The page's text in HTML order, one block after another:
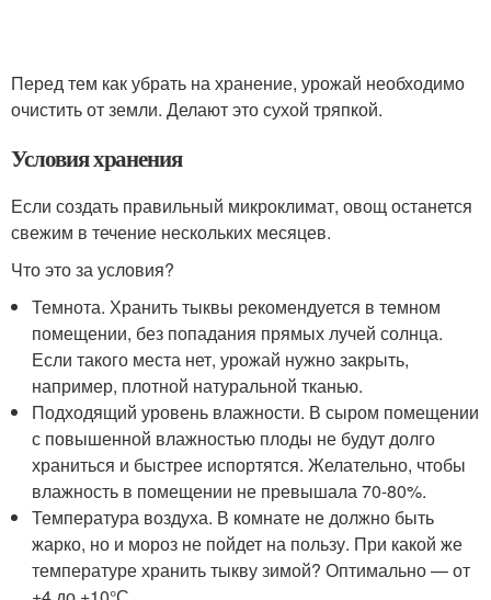
Перед тем как убрать на хранение, урожай необходимо
очистить от земли. Делают это сухой тряпкой.
Условия хранения
Если создать правильный микроклимат, овощ останется
свежим в течение нескольких месяцев.
Что это за условия?
Темнота. Хранить тыквы рекомендуется в темном
помещении, без попадания прямых лучей солнца.
Если такого места нет, урожай нужно закрыть,
например, плотной натуральной тканью.
Подходящий уровень влажности. В сыром помещении
с повышенной влажностью плоды не будут долго
храниться и быстрее испортятся. Желательно, чтобы
влажность в помещении не превышала 70-80%.
Температура воздуха. В комнате не должно быть
жарко, но и мороз не пойдет на пользу. При какой же
температуре хранить тыкву зимой? Оптимально — от